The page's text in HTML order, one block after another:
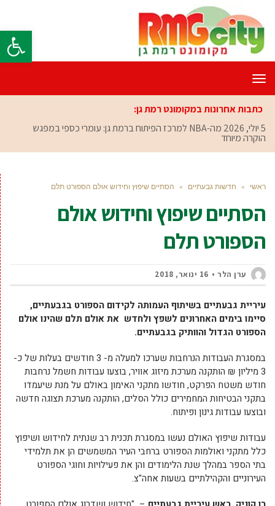
פתח
תפריט
כתבות אחרונות במקומונט רמת גן:
5 יולי, 2026
מה-NBA למרכז הפיתוח ברמת גן: עומרי כספי במפגש
הוקרה מיוחד
ראשי » חדשות גבעתיים » הסתיים שיפוץ וחידוש אולם הספורט תלם
הסתיים שיפוץ וחידוש אולם
הספורט תלם
ערן הלר 16 ינואר, 2018
עיריית גבעתיים בשיתוף העמותה לקידום הספורט בגבעתיים,
סיימו בימים האחרונים לשפץ ולחדש את אולם תלם שהינו אולם
הספורט הגדול והוותיק בגבעתיים.
במסגרת העבודות הנרחבות שערכו למעלה מ- 3 חודשים בעלות של כ-
3 מיליון ₪ הותקנה מערכת מיזוג אוויר, בוצעו עבודות חשמל נרחבות
חודש משטח הפרקט, חודשו מתקני האימון באולם על מנת שיעמדו
בתקני הבטיחות המחמירים כולל הסלים, הותקנה מערכת תצוגה חדשה
ובוצעו עבודות גינון ופיתוח.
עבודות שיפוץ האולם נעשו במסגרת תכנית רב שנתית לחידוש ושיפוץ
כלל מתקני ואולמות הספורט ברחבי העיר המשמשים הן את תלמידי
בתי הספר במהלך שנת הלימודים והן את פעילויות וחוגי הספורט
העירוניים והקהילתיים בשעות אחה"צ.